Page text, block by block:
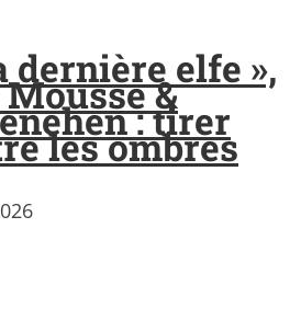
dernière elfe »,
&
: tirer
les ombres